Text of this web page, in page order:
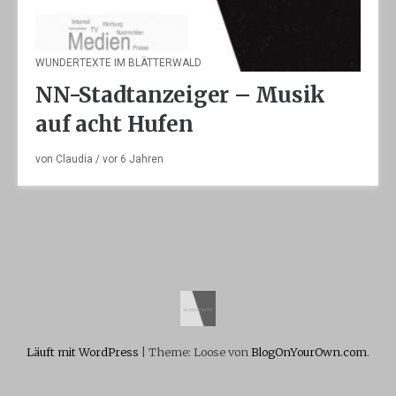
WUNDERTEXTE IM BLÄTTERWALD
NN-Stadtanzeiger – Musik
auf acht Hufen
von Claudia / vor 6 Jahren
Läuft mit WordPress Theme: Loose von BlogOnYourOwn.com.